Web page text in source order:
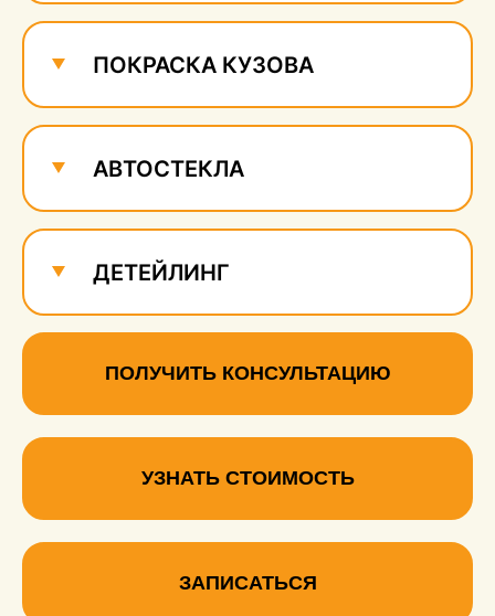
ПОКРАСКА КУЗОВА
АВТОСТЕКЛА
ДЕТЕЙЛИНГ
ПОЛУЧИТЬ КОНСУЛЬТАЦИЮ
УЗНАТЬ СТОИМОСТЬ
ЗАПИСАТЬСЯ